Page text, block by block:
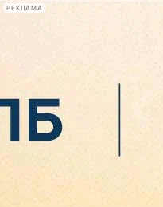
РЕКЛАМА
Сегодня: